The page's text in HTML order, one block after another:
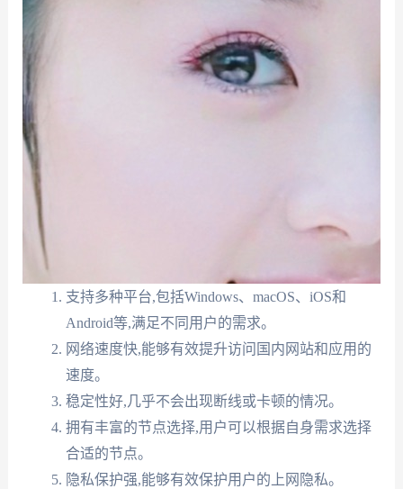
支持多种平台,包括Windows、macOS、iOS和
Android等,满足不同用户的需求。
网络速度快,能够有效提升访问国内网站和应用的
速度。
稳定性好,几乎不会出现断线或卡顿的情况。
拥有丰富的节点选择,用户可以根据自身需求选择
合适的节点。
隐私保护强,能够有效保护用户的上网隐私。